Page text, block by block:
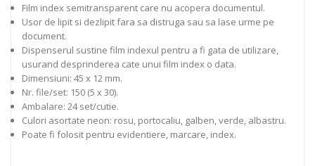
Film index semitransparent care nu acopera documentul.
Usor de lipit si dezlipit fara sa distruga sau sa lase urme pe
document.
Dispenserul sustine film indexul pentru a fi gata de utilizare,
usurand desprinderea cate unui film index o data.
Dimensiuni: 45 x 12 mm.
Nr. file/set: 150 (5 x 30).
Ambalare: 24 set/cutie.
Culori asortate neon: rosu, portocaliu, galben, verde, albastru.
Poate fi folosit pentru evidentiere, marcare, index.